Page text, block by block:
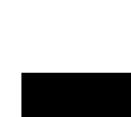
2,1-